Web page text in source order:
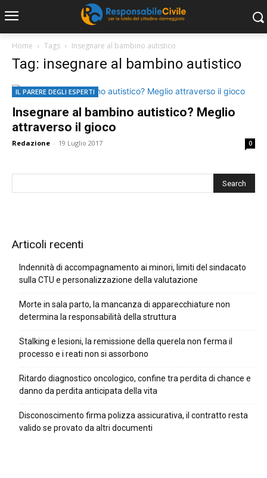
Home Tags Insegnare al bambino autistico
Tag: insegnare al bambino autistico
IL PARERE DEGLI ESPERTI
Insegnare al bambino autistico? Meglio
attraverso il gioco
Redazione - 19 Luglio 2017 0
Articoli recenti
Indennità di accompagnamento ai minori, limiti del sindacato
sulla CTU e personalizzazione della valutazione
Morte in sala parto, la mancanza di apparecchiature non
determina la responsabilità della struttura
Stalking e lesioni, la remissione della querela non ferma il
processo e i reati non si assorbono
Ritardo diagnostico oncologico, confine tra perdita di chance e
danno da perdita anticipata della vita
Disconoscimento firma polizza assicurativa, il contratto resta
valido se provato da altri documenti